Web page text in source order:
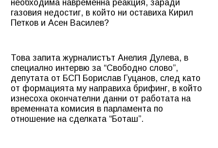
необходима навременна реакция, заради
газовия недостиг, в който ни оставиха Кирил
Петков и Асен Василев?
Това запита журналистът Анелия Дулева, в
специално интервю за “Свободно слово”,
депутата от БСП Борислав Гуцанов, след като
от формацията му направиха брифинг, в който
изнесоха окончателни данни от работата на
временната комисия в парламента по
отношение на сделката “Боташ”.